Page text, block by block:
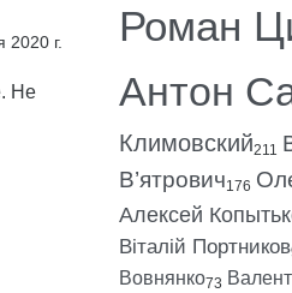
2020 г.
Не
Роман
Антон
Климовский211
В’ятрович176
Алексей
Віталій Портников
Вовнянко73